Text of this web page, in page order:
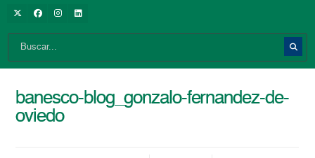
banesco-blog_gonzalo-fernandez-de-
oviedo